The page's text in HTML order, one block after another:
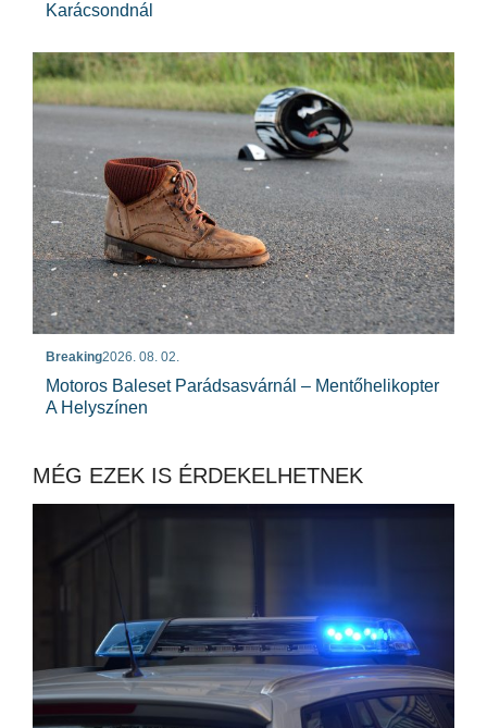
Karácsondnál
Breaking2026. 08. 02.
Motoros Baleset Parádsasvárnál – Mentőhelikopter
A Helyszínen
MÉG EZEK IS ÉRDEKELHETNEK